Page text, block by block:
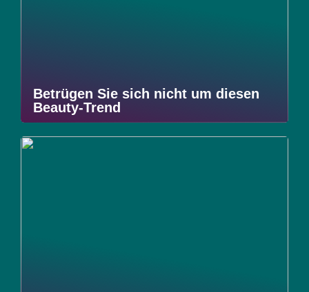
Betrügen Sie sich nicht um diesen
Beauty-Trend